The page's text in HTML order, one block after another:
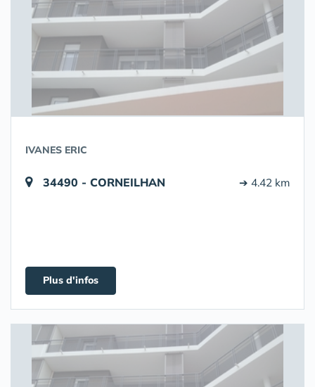
IVANES ERIC
34490 - CORNEILHAN ➔ 4.42 km
Plus d'infos